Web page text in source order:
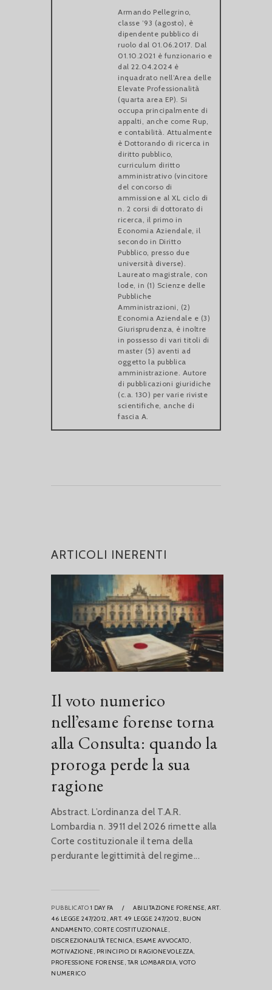
Armando Pellegrino,
classe ’93 (agosto), è
dipendente pubblico di
ruolo dal 01.06.2017. Dal
01.10.2021 è funzionario e
dal 22.04.2024 è
inquadrato nell’Area delle
Elevate Professionalità
(quarta area EP). Si
occupa principalmente di
appalti, anche come Rup,
e contabilità. Attualmente
è Dottorando di ricerca in
diritto pubblico,
curriculum diritto
amministrativo (vincitore
del concorso di
ammissione al XL ciclo di
n. 2 corsi di dottorato di
ricerca, il primo in
Economia Aziendale, il
secondo in Diritto
Pubblico, presso due
università diverse).
Laureato magistrale, con
lode, in (1) Scienze delle
Pubbliche
Amministrazioni, (2)
Economia Aziendale e (3)
Giurisprudenza, è inoltre
in possesso di vari titoli di
master (5) aventi ad
oggetto la pubblica
amministrazione. Autore
di pubblicazioni giuridiche
(c.a. 130) per varie riviste
scientifiche, anche di
fascia A.
ARTICOLI INERENTI
Il voto numerico
nell’esame forense torna
alla Consulta: quando la
proroga perde la sua
ragione
Abstract. L’ordinanza del T.A.R.
Lombardia n. 3911 del 2026 rimette alla
Corte costituzionale il tema della
perdurante legittimità del regime...
PUBBLICATO 1 DAY FA / ABILITAZIONE FORENSE, ART.
46 LEGGE 247/2012, ART. 49 LEGGE 247/2012, BUON
ANDAMENTO, CORTE COSTITUZIONALE,
DISCREZIONALITÀ TECNICA, ESAME AVVOCATO,
MOTIVAZIONE, PRINCIPIO DI RAGIONEVOLEZZA,
PROFESSIONE FORENSE, TAR LOMBARDIA, VOTO
NUMERICO